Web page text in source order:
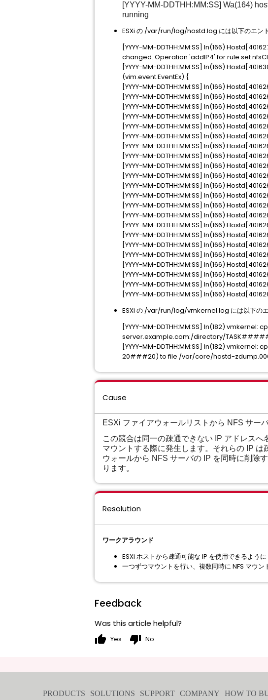
[YYYY-MM-DDTHH:MM:SS] Wa(164)
running
ESXi の /var/run/log/hostd.log には以下のエント
[YYYY-MM-DDTHH:MM:SS] In(166)
changed. Operation 'addIP4' for rule set
[YYYY-MM-DDTHH:MM:SS] In(166)
(vim.event.EventEx) {
[YYYY-MM-DDTHH:MM:SS] In(166)
[YYYY-MM-DDTHH:MM:SS] In(166)
[YYYY-MM-DDTHH:MM:SS] In(166)
[YYYY-MM-DDTHH:MM:SS] In(166)
[YYYY-MM-DDTHH:MM:SS] In(166)
[YYYY-MM-DDTHH:MM:SS] In(166)
[YYYY-MM-DDTHH:MM:SS] In(166)
[YYYY-MM-DDTHH:MM:SS] In(166)
[YYYY-MM-DDTHH:MM:SS] In(166)
[YYYY-MM-DDTHH:MM:SS] In(166)
[YYYY-MM-DDTHH:MM:SS] In(166)
[YYYY-MM-DDTHH:MM:SS] In(166)
[YYYY-MM-DDTHH:MM:SS] In(166)
[YYYY-MM-DDTHH:MM:SS] In(166)
[YYYY-MM-DDTHH:MM:SS] In(166)
[YYYY-MM-DDTHH:MM:SS] In(166)
[YYYY-MM-DDTHH:MM:SS] In(166)
[YYYY-MM-DDTHH:MM:SS] In(166)
[YYYY-MM-DDTHH:MM:SS] In(166)
[YYYY-MM-DDTHH:MM:SS] In(166)
[YYYY-MM-DDTHH:MM:SS] In(166)
[YYYY-MM-DDTHH:MM:SS] In(166)
ESXi の /var/run/log/vmkernel.log には以下のエ
[YYYY-MM-DDTHH:MM:SS] In(182)
server.example.com:/directory/
[YYYY-MM-DDTHH:MM:SS] In(182)
20###20) to file /var/core/hostd-
Cause
ESXi ファイアウォールリストから NFS サー
この競合は同一の疎通できない IP アドレス
マウントする際に発生します。それらの IP
ウォールから NFS サーバの IP を同時に削除
ります。
Resolution
ワークアラウンド
ESXi ホストから疎通可能な IP を使用できるよう
一つずつマウントを行い、複数同時に NFS マウン
Feedback
Was this article helpful?
thumb_up Yes thumb_down No